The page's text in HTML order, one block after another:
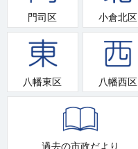
門司区 小倉北区
八幡東区 八幡西区
過去の市政だより